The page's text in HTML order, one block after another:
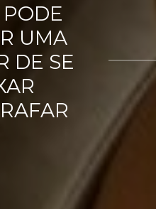
UMA
DE SE